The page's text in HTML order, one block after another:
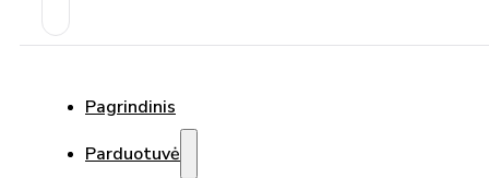
Pagrindinis
Parduotuvė